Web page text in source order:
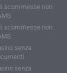
scommesse non
scommesse non
senza
senza